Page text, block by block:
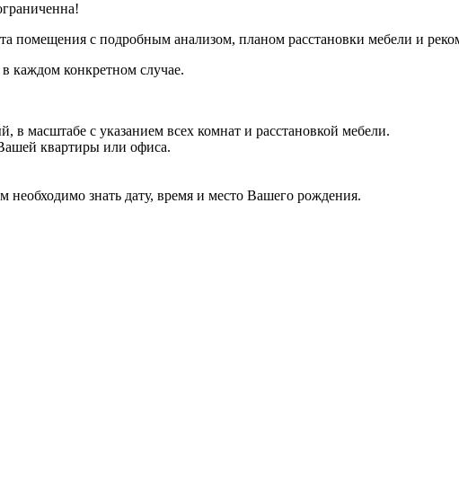
помещения с подробным анализом, планом расстановки мебели и
каждом конкретном случае.
масштабе с указанием всех комнат и расстановкой мебели.
квартиры или офиса.
знать дату, время и место Вашего рождения.